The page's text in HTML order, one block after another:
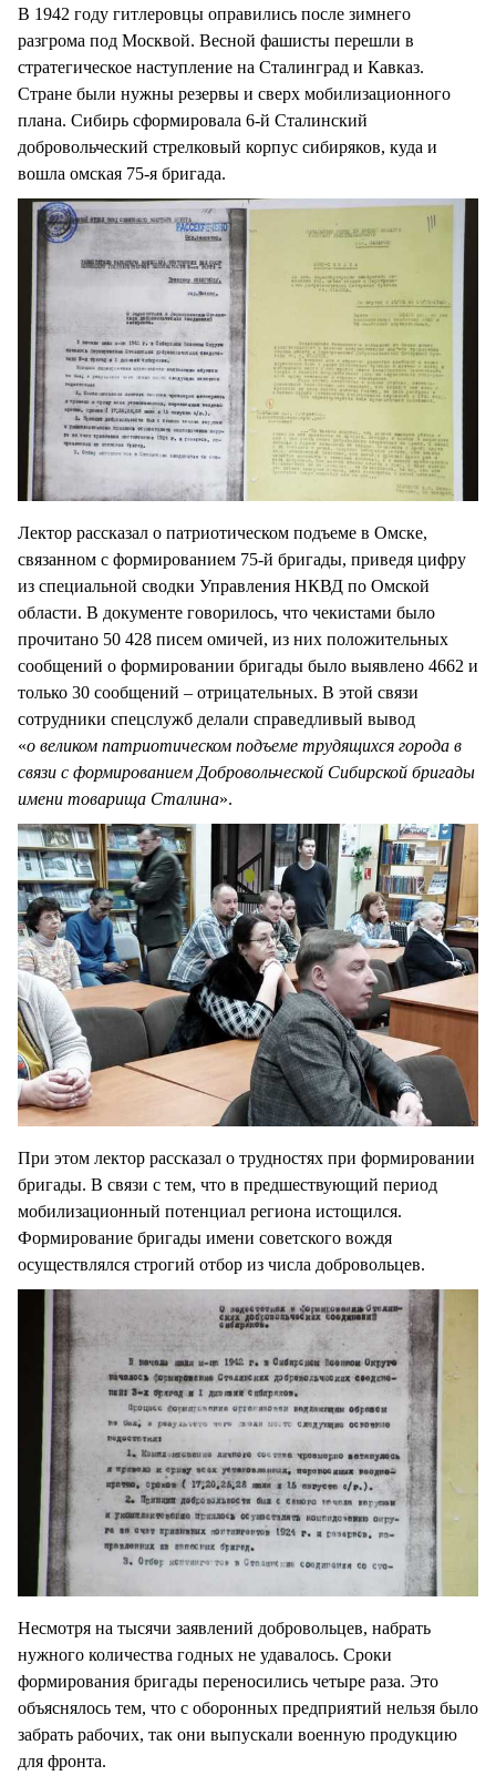
В 1942 году гитлеровцы оправились после зимнего
разгрома под Москвой. Весной фашисты перешли в
стратегическое наступление на Сталинград и Кавказ.
Стране были нужны резервы и сверх мобилизационного
плана. Сибирь сформировала 6-й Сталинский
добровольческий стрелковый корпус сибиряков, куда и
вошла омская 75-я бригада.
Лектор рассказал о патриотическом подъеме в Омске,
связанном с формированием 75-й бригады, приведя цифру
из специальной сводки Управления НКВД по Омской
области. В документе говорилось, что чекистами было
прочитано 50 428 писем омичей, из них положительных
сообщений о формировании бригады было выявлено 4662 и
только 30 сообщений – отрицательных. В этой связи
сотрудники спецслужб делали справедливый вывод
«о великом патриотическом подъеме трудящихся города в
связи с формированием Добровольческой Сибирской бригады
имени товарища Сталина».
При этом лектор рассказал о трудностях при формировании
бригады. В связи с тем, что в предшествующий период
мобилизационный потенциал региона истощился.
Формирование бригады имени советского вождя
осуществлялся строгий отбор из числа добровольцев.
Несмотря на тысячи заявлений добровольцев, набрать
нужного количества годных не удавалось. Сроки
формирования бригады переносились четыре раза. Это
объяснялось тем, что с оборонных предприятий нельзя было
забрать рабочих, так они выпускали военную продукцию
для фронта.